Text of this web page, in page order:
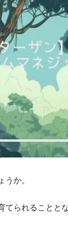
うか。
てられることと